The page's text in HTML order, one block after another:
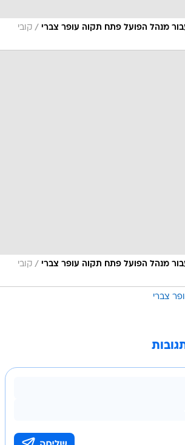
מנהל הפועל פתח תקוה עופר צברי / קובי
מנהל הפועל פתח תקוה עופר צברי / קובי
צברי